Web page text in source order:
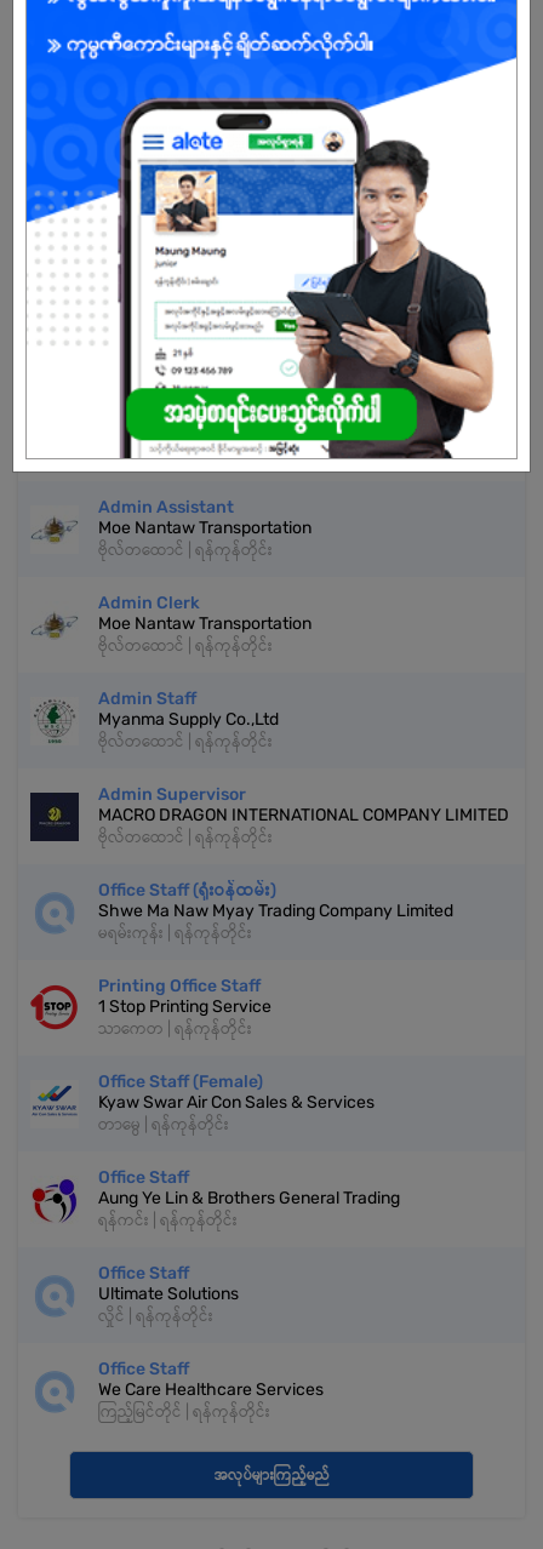
အခွင့်အရေးရှိသူ : ကျား/မ
သက်တမ်းကုန်သွားပါပြီ
အကောင့်မရှိသေးဘူးလား?
မှတ်ပုံတင်မယ်
နောက်ထပ်အလားတူအလုပ်များ
Office Staff
MACRO DRAGON INTERNATIONAL COMPANY LIMITED
ဗိုလ်တထောင် | ရန်ကုန်တိုင်း
Admin Assistant
Moe Nantaw Transportation
ဗိုလ်တထောင် | ရန်ကုန်တိုင်း
Admin Clerk
Moe Nantaw Transportation
ဗိုလ်တထောင် | ရန်ကုန်တိုင်း
Admin Staff
Myanma Supply Co.,Ltd
ဗိုလ်တထောင် | ရန်ကုန်တိုင်း
Admin Supervisor
MACRO DRAGON INTERNATIONAL COMPANY LIMITED
ဗိုလ်တထောင် | ရန်ကုန်တိုင်း
Office Staff (ရုံးဝန်ထမ်း)
Shwe Ma Naw Myay Trading Company Limited
မရမ်းကုန်း | ရန်ကုန်တိုင်း
Printing Office Staff
1 Stop Printing Service
သာကေတ | ရန်ကုန်တိုင်း
Office Staff (Female)
Kyaw Swar Air Con Sales & Services
တာမွေ | ရန်ကုန်တိုင်း
Office Staff
Aung Ye Lin & Brothers General Trading
ရန်ကင်း | ရန်ကုန်တိုင်း
Office Staff
Ultimate Solutions
လှိုင် | ရန်ကုန်တိုင်း
Office Staff
We Care Healthcare Services
ကြည့်မြင်တိုင် | ရန်ကုန်တိုင်း
အလုပ်များကြည့်မည်